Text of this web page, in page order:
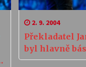
2. 9. 2004
Překladatel
byl hlavně